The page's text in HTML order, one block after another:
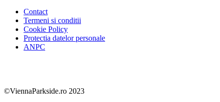
Contact
Termeni si conditii
Cookie Policy
Protectia datelor personale
ANPC
©ViennaParkside.ro 2023